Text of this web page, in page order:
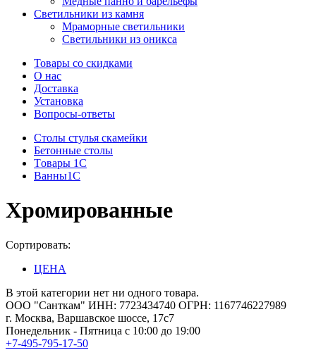
Светильники из камня
Мраморные светильники
Светильники из оникса
Товары со скидками
О нас
Доставка
Установка
Вопросы-ответы
Столы стулья скамейки
Бетонные столы
Tовары 1C
Ванны1С
Хромированные
Сортировать:
ЦЕНА
В этой категории нет ни одного товара.
ООО "Санткам" ИНН: 7723434740 ОГРН: 1167746227989
г. Москва, Варшавское шоссе, 17с7
Понедельник - Пятница с 10:00 до 19:00
+7-495-795-17-50